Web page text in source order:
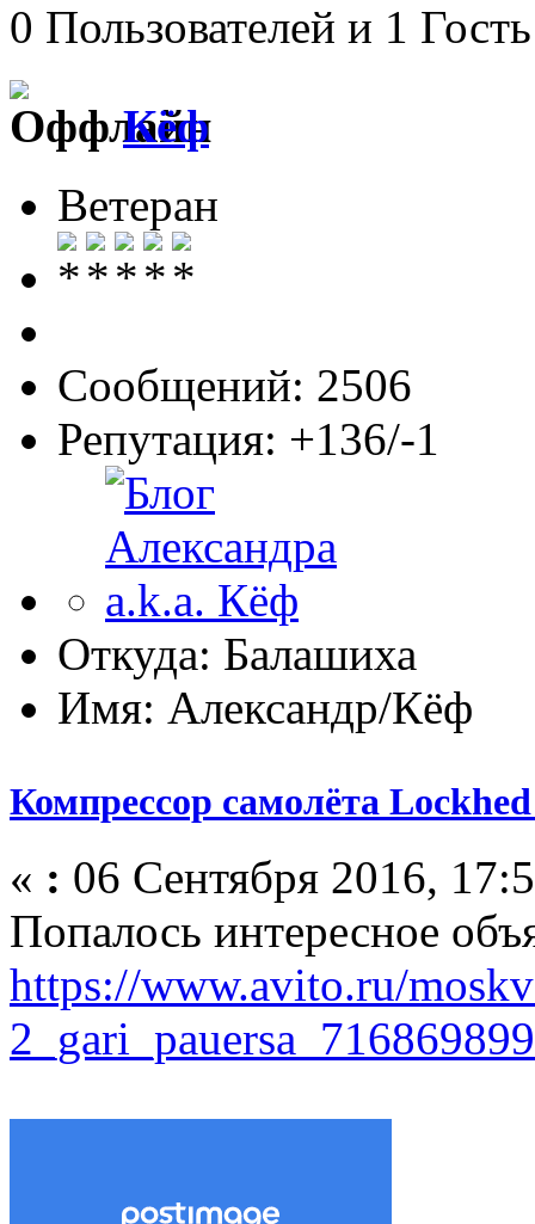
0 Пользователей и 1
Кёф
Ветеран
Сообщений: 2506
Репутация: +136/-1
Откуда: Балашиха
Имя: Александр/Кёф
Компрессор самолёта
« : 06 Сентября 2016,
Попалось интересное
https://www.avito.ru/
2_gari_pauersa_716869899